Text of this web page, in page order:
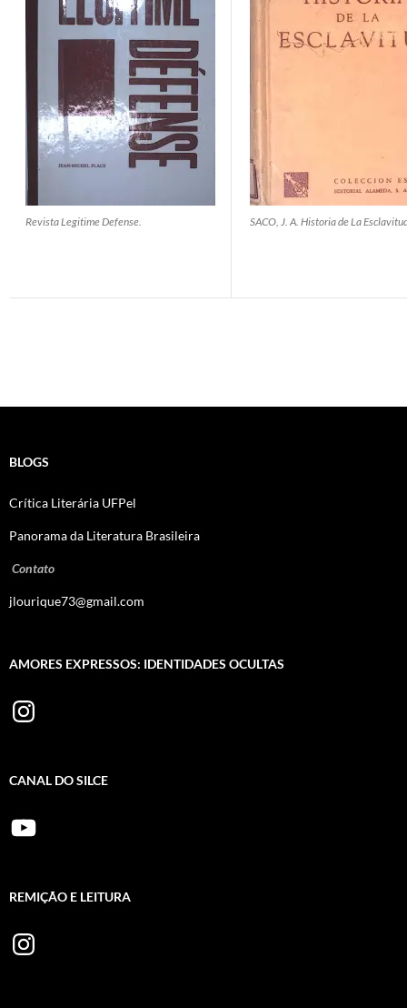
Revista Legitime Defense. SACO, J. A. Historia de La
BLOGS
Crítica Literária UFPel
Panorama da Literatura Brasileira
Contato
jlourique73@gmail.com
AMORES EXPRESSOS: IDENTIDADES OCULTAS
Instagram
CANAL DO SILCE
YouTube
REMIÇÃO E LEITURA
Instagram